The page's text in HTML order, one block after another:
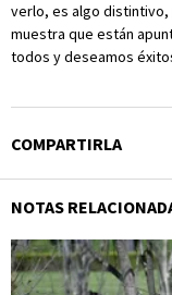
verlo, es algo
muestra que están
todos y deseamos
COMPARTIRLA
NOTAS